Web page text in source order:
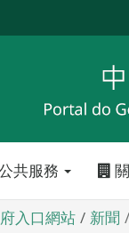
共服務
入口網站 新聞